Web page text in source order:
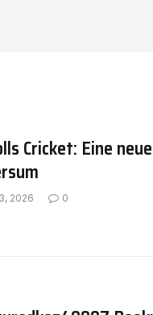
Cricket: Eine
2026 0